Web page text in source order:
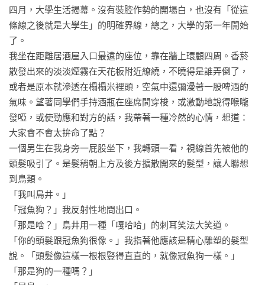
四年間，看似「志不同、道也不合」的五人幫，從麻將桌到保
齡球館，從聯誼現場到追查竊案的街頭，穿梭在世界和平與聯
誼萬歲之間，他們如何做出青春無悔的抉擇？
又如何在看不清前方時，仍能勇敢與未知戰鬥？
三男二女的奇數組合，愛恨分明的偶數配對
伊坂幸太郎 筆下最動人的青春冒險物語
四月，大學生活揭幕。沒有裝腔作勢的開場白，也沒有「從這
條線之後就是大學生」的明確界線，總之，大學的第一年開始
了。
我坐在距離居酒屋入口最遠的座位，靠在牆上環顧四周。香菸
散發出來的淡淡煙霧在天花板附近繚繞，不曉得是誰弄倒了，
或者是原本就滲透在榻榻米裡頭，空氣中還彌漫著一股啤酒的
氣味。望著同學們手持酒瓶在座席間穿梭，或激動地說得喉嚨
發啞，或使勁應和對方的話，我帶著一種冷然的心情，想道：
大家會不會太拚命了點？
一個男生在我身旁一屁股坐下，我轉頭一看，視線首先被他的
頭髮吸引了。是髮稍朝上方及後方擴散開來的髮型，讓人聯想
到鳥類。
「我叫鳥井。」
「冠魚狗？」我反射性地問出口。
「那是啥？」鳥井用一種「嘎哈哈」的刺耳笑法大笑道。
「你的頭髮跟冠魚狗很像。」我指著他應該是精心雕塑的髮型
說。「頭髮像這樣一根根豎得直直的，就像冠魚狗一樣。」
「那是狗的一種嗎？」